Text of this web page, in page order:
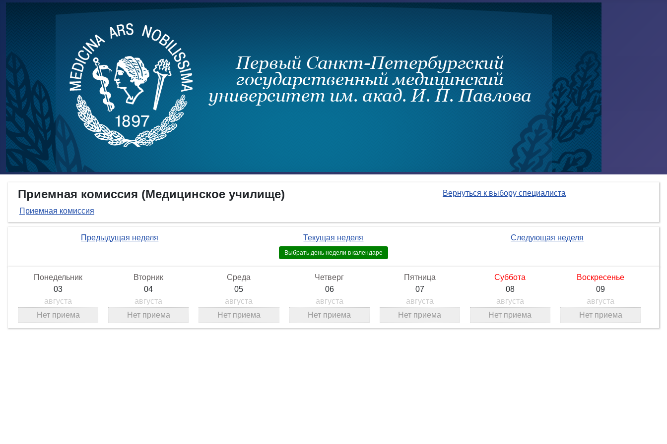
Приемная комиссия (Медицинское училище) Вернуться к выбору специалиста
Приемная комиссия
Предыдущая неделя Текущая неделя Следующая неделя
Понедельник
03
августа
Нет приема
Вторник
04
августа
Нет приема
Среда
05
августа
Нет приема
Четверг
06
августа
Нет приема
Пятница
07
августа
Нет приема
Суббота
08
августа
Нет приема
Воскресенье
09
августа
Нет приема